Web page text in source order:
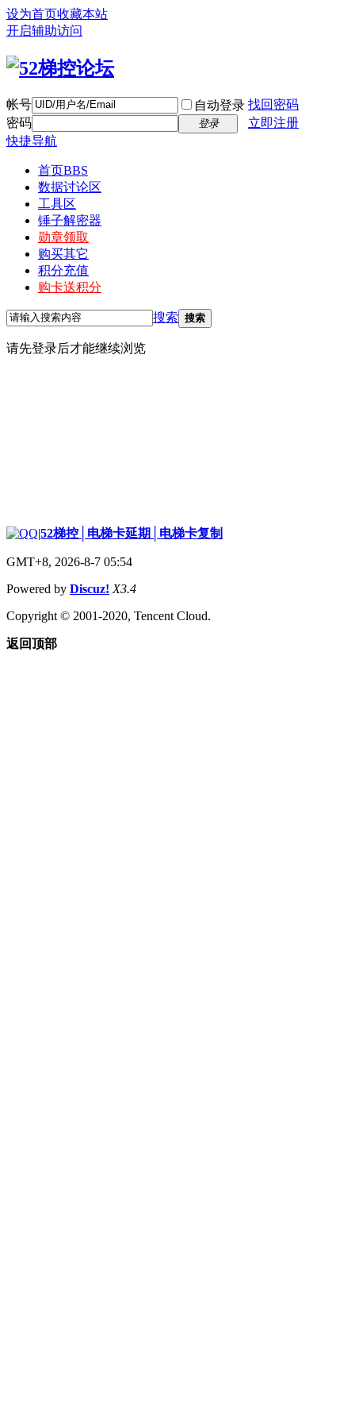
设为首页收藏本站
开启辅助访问
帐号 自动登录 找回密码
密码
登录
立即注册
快捷导航
首页BBS
数据讨论区
工具区
锤子解密器
勋章领取
购买其它
积分充值
购卡送积分
搜索 搜索
请先登录后才能继续浏览
|52梯控│电梯卡延期│电梯卡复制
GMT+8, 2026-8-7 05:54
Powered by Discuz! X3.4
Copyright © 2001-2020, Tencent Cloud.
返回顶部